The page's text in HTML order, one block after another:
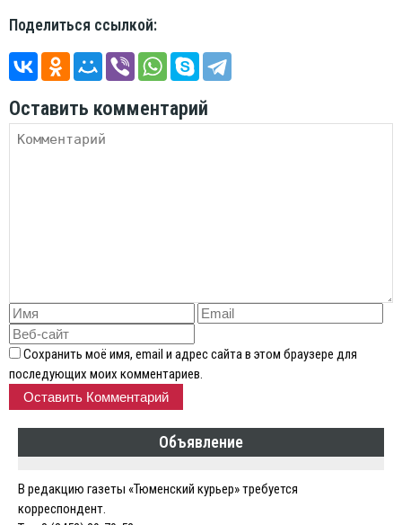
Поделиться ссылкой:
Оставить комментарий
Сохранить моё имя, email и адрес сайта в этом браузере для
последующих моих комментариев.
Объявление
В редакцию газеты «Тюменский курьер» требуется
корреспондент.